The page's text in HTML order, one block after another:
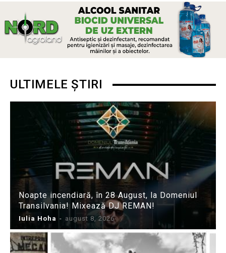
ULTIMELE ȘTIRI
Noapte incendiară, în 28 August, la Domeniul
Transilvania! Mixează DJ REMAN!
Iulia Hoha - august 8, 2026